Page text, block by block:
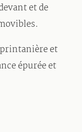
et de
et
épurée et